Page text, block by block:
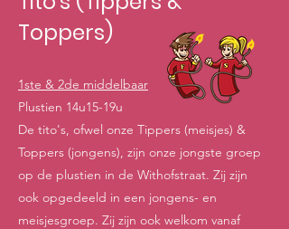
Toppers)
1ste & 2de middelbaar
Plustien 14u15-19u
De tito's, ofwel onze Tippers (meisjes) &
Toppers (jongens), zijn onze jongste groep
op de plustien in de Withofstraat. Zij zijn
ook opgedeeld in een jongens- en
meisjesgroep. Zij zijn ook welkom vanaf